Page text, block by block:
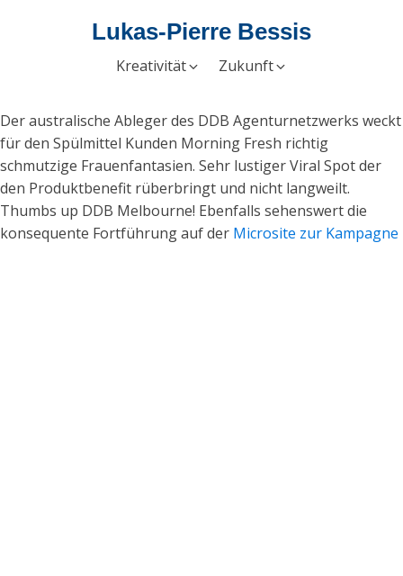
Lukas-Pierre Bessis
Kreativität Zukunft
Der australische Ableger des DDB Agenturnetzwerks weckt
für den Spülmittel Kunden Morning Fresh richtig
schmutzige Frauenfantasien. Sehr lustiger Viral Spot der
den Produktbenefit rüberbringt und nicht langweilt.
Thumbs up DDB Melbourne! Ebenfalls sehenswert die
konsequente Fortführung auf der Microsite zur Kampagne